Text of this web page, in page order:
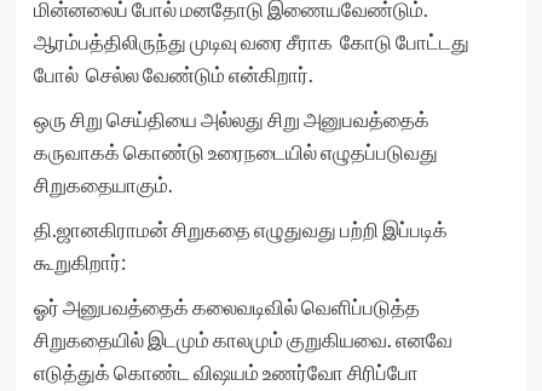
மின்னலைப் போல் மனதோடு இணையவேண்டும்.
ஆரம்பத்திலிருந்து முடிவு வரை சீராக கோடு போட்டது
போல் செல்ல வேண்டும் என்கிறார்.
ஒரு சிறு செய்தியை அல்லது சிறு அனுபவத்தைக்
கருவாகக் கொண்டு உரைநடையில் எழுதப்படுவது
சிறுகதையாகும்.
தி.ஜானகிராமன் சிறுகதை எழுதுவது பற்றி இப்படிக்
கூறுகிறார்:
ஓர் அனுபவத்தைக் கலைவடிவில் வெளிப்படுத்த
சிறுகதையில் இடமும் காலமும் குறுகியவை. எனவே
எடுத்துக் கொண்ட விஷயம் உணர்வோ சிரிப்போ